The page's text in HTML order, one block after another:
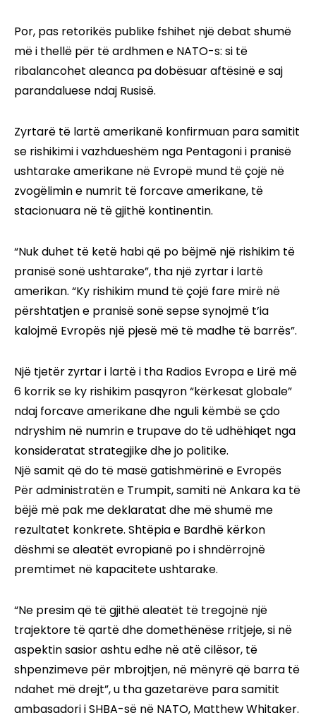
Por, pas retorikës publike fshihet një debat shumë
më i thellë për të ardhmen e NATO-s: si të
ribalancohet aleanca pa dobësuar aftësinë e saj
parandaluese ndaj Rusisë.
Zyrtarë të lartë amerikanë konfirmuan para samitit
se rishikimi i vazhdueshëm nga Pentagoni i pranisë
ushtarake amerikane në Evropë mund të çojë në
zvogëlimin e numrit të forcave amerikane, të
stacionuara në të gjithë kontinentin.
“Nuk duhet të ketë habi që po bëjmë një rishikim të
pranisë sonë ushtarake”, tha një zyrtar i lartë
amerikan. “Ky rishikim mund të çojë fare mirë në
përshtatjen e pranisë sonë sepse synojmë t’ia
kalojmë Evropës një pjesë më të madhe të barrës”.
Një tjetër zyrtar i lartë i tha Radios Evropa e Lirë më
6 korrik se ky rishikim pasqyron “kërkesat globale”
ndaj forcave amerikane dhe nguli këmbë se çdo
ndryshim në numrin e trupave do të udhëhiqet nga
konsideratat strategjike dhe jo politike.
Një samit që do të masë gatishmërinë e Evropës
Për administratën e Trumpit, samiti në Ankara ka të
bëjë më pak me deklaratat dhe më shumë me
rezultatet konkrete. Shtëpia e Bardhë kërkon
dëshmi se aleatët evropianë po i shndërrojnë
premtimet në kapacitete ushtarake.
“Ne presim që të gjithë aleatët të tregojnë një
trajektore të qartë dhe domethënëse rritjeje, si në
aspektin sasior ashtu edhe në atë cilësor, të
shpenzimeve për mbrojtjen, në mënyrë që barra të
ndahet më drejt”, u tha gazetarëve para samitit
ambasadori i SHBA-së në NATO, Matthew Whitaker.